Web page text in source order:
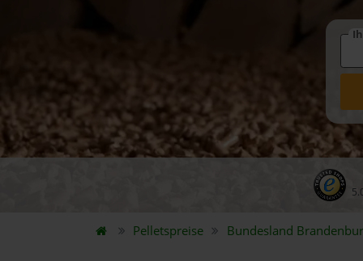
Pelletspreise Bundesland